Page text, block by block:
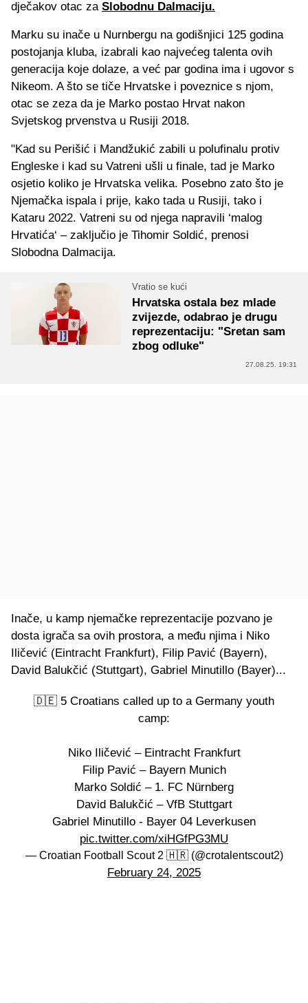
dječakov otac za Slobodnu Dalmaciju.
Marku su inače u Nurnbergu na godišnjici 125 godina
postojanja kluba, izabrali kao najvećeg talenta ovih
generacija koje dolaze, a već par godina ima i ugovor s
Nikeom. A što se tiče Hrvatske i poveznice s njom,
otac se zeza da je Marko postao Hrvat nakon
Svjetskog prvenstva u Rusiji 2018.
"Kad su Perišić i Mandžukić zabili u polufinalu protiv
Engleske i kad su Vatreni ušli u finale, tad je Marko
osjetio koliko je Hrvatska velika. Posebno zato što je
Njemačka ispala i prije, kako tada u Rusiji, tako i
Kataru 2022. Vatreni su od njega napravili ‘malog
Hrvatića‘ – zaključio je Tihomir Soldić, prenosi
Slobodna Dalmacija.
Vratio se kući
Hrvatska ostala bez mlade
zvijezde, odabrao je drugu
reprezentaciju: "Sretan sam
zbog odluke"
27.08.25. 19:31
Inače, u kamp njemačke reprezentacije pozvano je
dosta igrača sa ovih prostora, a među njima i Niko
Iličević (Eintracht Frankfurt), Filip Pavić (Bayern),
David Balukčić (Stuttgart), Gabriel Minutillo (Bayer)...
🇩🇪 5 Croatians called up to a Germany youth
camp:
Niko Iličević – Eintracht Frankfurt
Filip Pavić – Bayern Munich
Marko Soldić – 1. FC Nürnberg
David Balukčić – VfB Stuttgart
Gabriel Minutillo - Bayer 04 Leverkusen
pic.twitter.com/xiHGfPG3MU
— Croatian Football Scout 2 🇭🇷 (@crotalentscout2)
February 24, 2025